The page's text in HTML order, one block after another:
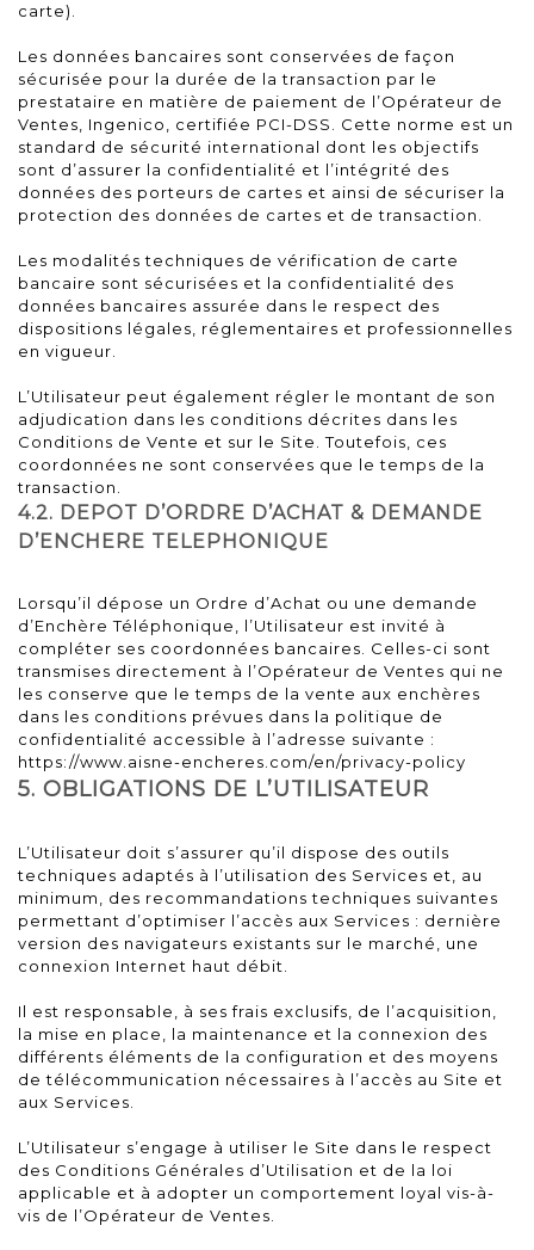
carte).
Les données bancaires sont conservées de façon
sécurisée pour la durée de la transaction par le
prestataire en matière de paiement de l’Opérateur de
Ventes, Ingenico, certifiée PCI-DSS. Cette norme est un
standard de sécurité international dont les objectifs
sont d’assurer la confidentialité et l’intégrité des
données des porteurs de cartes et ainsi de sécuriser la
protection des données de cartes et de transaction.
Les modalités techniques de vérification de carte
bancaire sont sécurisées et la confidentialité des
données bancaires assurée dans le respect des
dispositions légales, réglementaires et professionnelles
en vigueur.
L’Utilisateur peut également régler le montant de son
adjudication dans les conditions décrites dans les
Conditions de Vente et sur le Site. Toutefois, ces
coordonnées ne sont conservées que le temps de la
transaction.
4.2. DEPOT D’ORDRE D’ACHAT & DEMANDE
D’ENCHERE TELEPHONIQUE
Lorsqu’il dépose un Ordre d’Achat ou une demande
d’Enchère Téléphonique, l’Utilisateur est invité à
compléter ses coordonnées bancaires. Celles-ci sont
transmises directement à l’Opérateur de Ventes qui ne
les conserve que le temps de la vente aux enchères
dans les conditions prévues dans la politique de
confidentialité accessible à l’adresse suivante :
https://www.aisne-encheres.com/en/privacy-policy
5. OBLIGATIONS DE L’UTILISATEUR
L’Utilisateur doit s’assurer qu’il dispose des outils
techniques adaptés à l’utilisation des Services et, au
minimum, des recommandations techniques suivantes
permettant d’optimiser l’accès aux Services : dernière
version des navigateurs existants sur le marché, une
connexion Internet haut débit.
Il est responsable, à ses frais exclusifs, de l’acquisition,
la mise en place, la maintenance et la connexion des
différents éléments de la configuration et des moyens
de télécommunication nécessaires à l’accès au Site et
aux Services.
L’Utilisateur s’engage à utiliser le Site dans le respect
des Conditions Générales d’Utilisation et de la loi
applicable et à adopter un comportement loyal vis-à-
vis de l’Opérateur de Ventes.